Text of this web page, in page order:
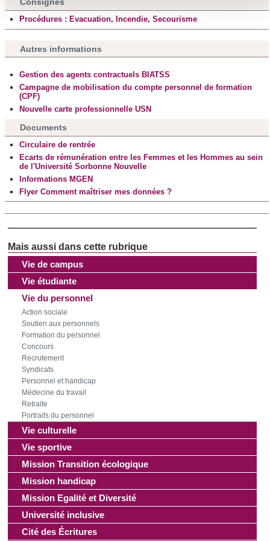
personnelles et définir vos préférences, reportez-vous à la
section « Détails ». Vous pouvez modifier ou retirer votre
les cookies.
Les cookies nous permettent de personnaliser le contenu
et les annonces, d'offrir des fonctionnalités relatives aux
médias sociaux et d'analyser notre trafic. Nous
notre site avec nos partenaires de médias sociaux, de
publicité et d'analyse, qui peuvent combiner celles-ci avec
d'autres informations que vous leur avez fournies ou qu'ils
ont collectées lors de votre utilisation de leurs services.
Vie de campus
Vie étudiante
Vie du personnel
Action sociale
Soutien aux personnels
Formation du personnel
Concours
Recrutement
Syndicats
Personnel et handicap
Médecine du travail
Retraite
Portraits du personnel
Vie culturelle
Vie sportive
Mission Transition écologique
Mission handicap
Mission Egalité et Diversité
Université inclusive
Cité des Écritures
Consignes
Procédures : Evacuation, Incendie, Secourisme
Autres informations
Gestion des agents contractuels BIATSS
Campagne de mobilisation du compte personnel de formation
(CPF)
Nouvelle carte professionnelle USN
Documents
Circulaire de rentrée
Ecarts de rémunération entre les Femmes et les Hommes au sein
de l'Université Sorbonne Nouvelle
Informations MGEN
Flyer Comment maîtriser mes données ?